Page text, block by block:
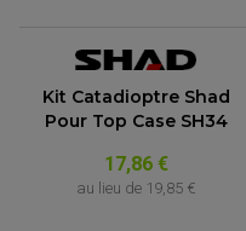
Kit Catadioptre Shad
Pour Top Case SH34
17,86 €
au lieu de 19,85 €